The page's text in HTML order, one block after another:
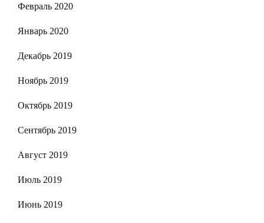
Февраль 2020
Январь 2020
Декабрь 2019
Ноябрь 2019
Октябрь 2019
Сентябрь 2019
Август 2019
Июль 2019
Июнь 2019